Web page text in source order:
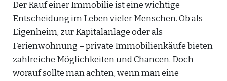
Der Kauf einer Immobilie ist eine wichtige
Entscheidung im Leben vieler Menschen. Ob als
Eigenheim, zur Kapitalanlage oder als
Ferienwohnung – private Immobilienkäufe bieten
zahlreiche Möglichkeiten und Chancen. Doch
worauf sollte man achten, wenn man eine